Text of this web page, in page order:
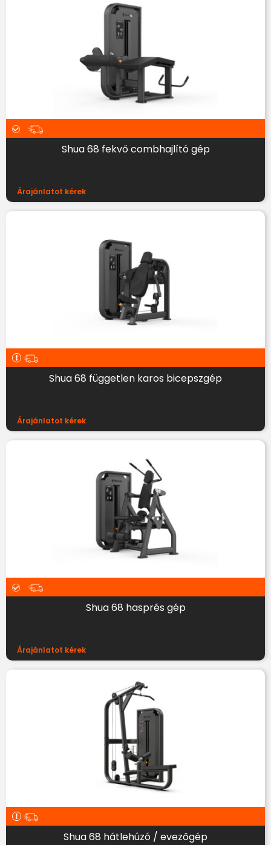
Shua 68 fekvő combhajlító gép
Árajánlatot kérek
Shua 68 független karos bicepszgép
Árajánlatot kérek
Shua 68 hasprés gép
Árajánlatot kérek
Shua 68 hátlehúzó / evezőgép